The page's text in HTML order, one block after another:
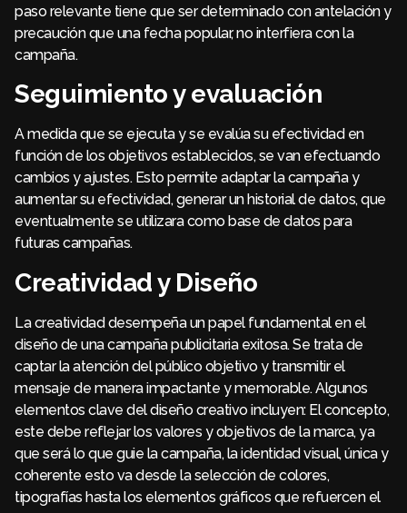
paso relevante tiene que ser determinado con antelación y
precaución que una fecha popular, no interfiera con la
campaña.
Seguimiento y evaluación
A medida que se ejecuta y se evalúa su efectividad en
función de los objetivos establecidos, se van efectuando
cambios y ajustes. Esto permite adaptar la campaña y
aumentar su efectividad, generar un historial de datos, que
eventualmente se utilizara como base de datos para
futuras campañas.
Creatividad y Diseño
La creatividad desempeña un papel fundamental en el
diseño de una campaña publicitaria exitosa. Se trata de
captar la atención del público objetivo y transmitir el
mensaje de manera impactante y memorable. Algunos
elementos clave del diseño creativo incluyen: El concepto,
este debe reflejar los valores y objetivos de la marca, ya
que será lo que guie la campaña, la identidad visual, única y
coherente esto va desde la selección de colores,
tipografías hasta los elementos gráficos que refuercen el